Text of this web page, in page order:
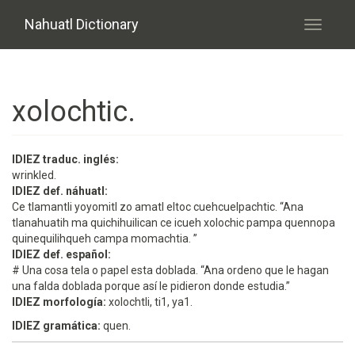
Nahuatl Dictionary
Toggle
xolochtic.
IDIEZ traduc. inglés:
wrinkled.
IDIEZ def. náhuatl:
Ce tlamantli yoyomitl zo amatl eltoc cuehcuelpachtic. “Ana
tlanahuatih ma quichihuilican ce icueh xolochic pampa quennopa
quinequilihqueh campa momachtia. ”
IDIEZ def. español:
# Una cosa tela o papel esta doblada. “Ana ordeno que le hagan
una falda doblada porque así le pidieron donde estudia.”
IDIEZ morfología: xolochtli, ti1, ya1.
IDIEZ gramática: quen.